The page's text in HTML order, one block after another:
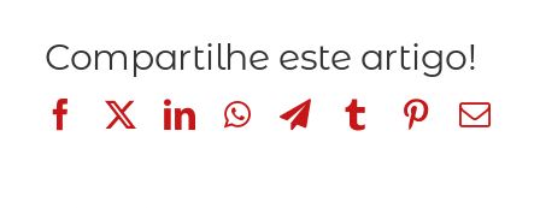
Compartilhe este artigo!